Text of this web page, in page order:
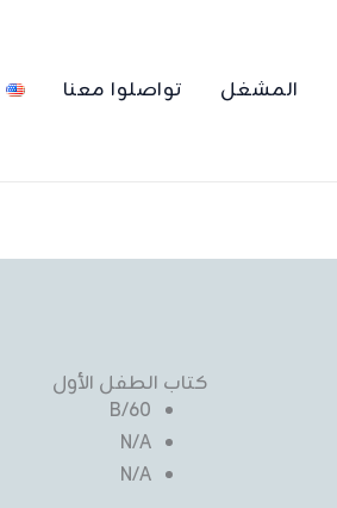
المشغل تواصلوا معنا
كتاب الطفل الأول
60/B
N/A
N/A